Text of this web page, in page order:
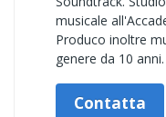
musicale
Produco inoltre
genere da 10 anni.
Contatta